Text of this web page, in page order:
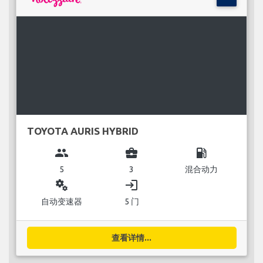
TOYOTA AURIS HYBRID
group
5
business_center
3
local_gas_station
混合动力
miscellaneous_services
自动变速器
login
5 门
查看详情...